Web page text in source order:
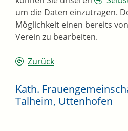
um die Daten einzutragen.
Möglichkeit einen bereits
Verein zu bearbeiten.
Zurück
Kath.
Talheim, Uttenhofen